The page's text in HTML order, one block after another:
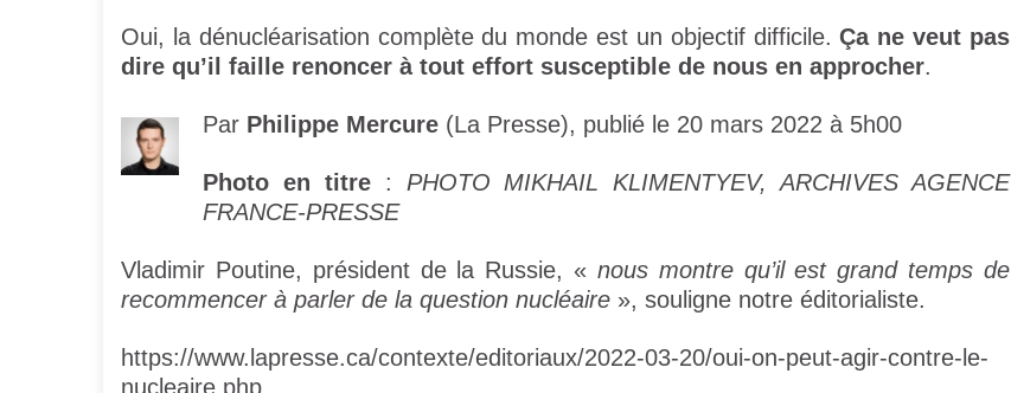
Oui, la dénucléarisation complète du monde est un objectif difficile.Ça ne veut pas
dire qu’il faille renoncer à tout effort susceptible de nous en approcher.
Par Philippe Mercure (La Presse), publié le 20 mars 2022 à 5h00
Photo en titre: PHOTO MIKHAIL KLIMENTYEV, ARCHIVES AGENCE
FRANCE-PRESSE
Vladimir Poutine, président de la Russie, « nous montre qu’il est grand temps de
recommencer à parler de la question nucléaire », souligne notre éditorialiste.
https://www.lapresse.ca/contexte/editoriaux/2022-03-20/oui-on-peut-agir-contre-le-
nucleaire.php